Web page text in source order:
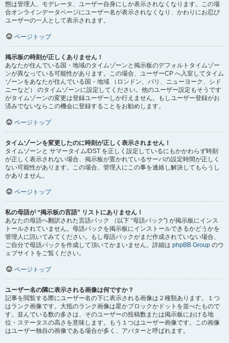
態は管理人、モデレータ、ユーザー自身にしか表示されなくなります。この場
合オンラインデータページにユーザー名が表示されなくなり、かわりにお忍び
ユーザーの一人として表示されます。
ページトップ
掲示板の時刻が正しくありません！
あなたが住んでいる国・地域のタイムゾーンと掲示板のデフォルトタイムゾー
ンが異なっている可能性があります。この場合、ユーザーCP へ入室してタイム
ゾーンをあなたが住んでいる国・地域 （ロンドン、パリ、ニューヨーク、シド
ニーなど） のタイムゾーンに設定してください。他のユーザー設定もそうです
がタイムゾーンの変更は登録ユーザーしか行えません。もしユーザー登録がお
済みでないならこの機会に登録することをお勧めします。
ページトップ
タイムゾーンを変更したのに時刻が正しく表示されません！
タイムゾーンと サマータイム/DST を正しく設定しているにもかかわらず時刻
が正しく表示されない場合、掲示板が置かれているサーバの設定時間が正しく
ない可能性があります。この場合、管理人にこの事を連絡し解決してもらうし
かありません。
ページトップ
私の母語が “掲示板の言語” リストにありません！
あなたの母語へ翻訳された言語パック （以下 “母語パック”) が掲示板にインス
トールされていません。母語パックを掲示板にインストールできるかどうかを
管理人に訊いてみてください。もし母語パックがまだ作成されていない場合、
ご自分で母語パックを作成して頂いてかまいません。詳細は phpBB Group のウ
ェブサイトをご覧ください。
ページトップ
ユーザー名の隣に表示される画像は何ですか？
記事を閲覧する際にユーザー名の下に表示される画像は２種類あります。１つ
はランク画像です。大抵のランク画像は星かブロックかドットを並べたもので
す。並んでいる数の多さは、そのユーザーの投稿数または掲示板における地
位・ステータスの高さを意味します。もう１つはユーザー画像です。この画像
はユーザー独自の画像である場合が多く、アバターと呼ばれます。